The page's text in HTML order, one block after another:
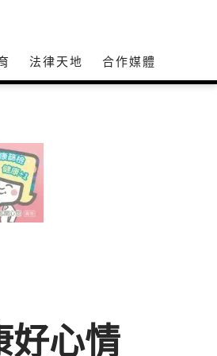
法律天地 合作媒體
心情